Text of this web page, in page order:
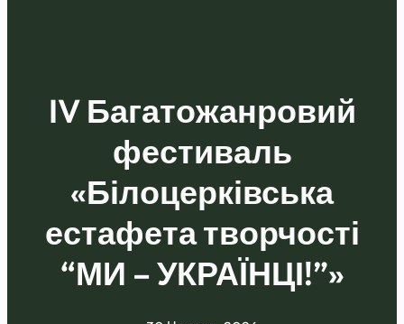
IV Багатожанровий
фестиваль
«Білоцерківська
естафета творчості
“МИ – УКРАЇНЦІ!”»